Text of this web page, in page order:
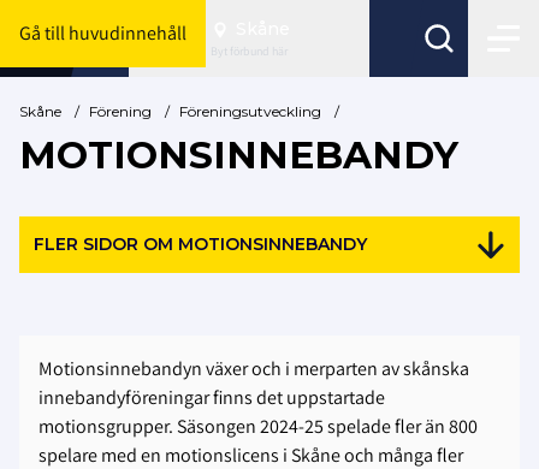
Gå till huvudinnehåll
Byt förbund här
Skåne / Förening / Föreningsutveckling /
MOTIONSINNEBANDY
FLER SIDOR OM MOTIONSINNEBANDY
Motionsinnebandyn växer och i merparten av skånska
innebandyföreningar finns det uppstartade
motionsgrupper. Säsongen 2024-25 spelade fler än 800
spelare med en motionslicens i Skåne och många fler